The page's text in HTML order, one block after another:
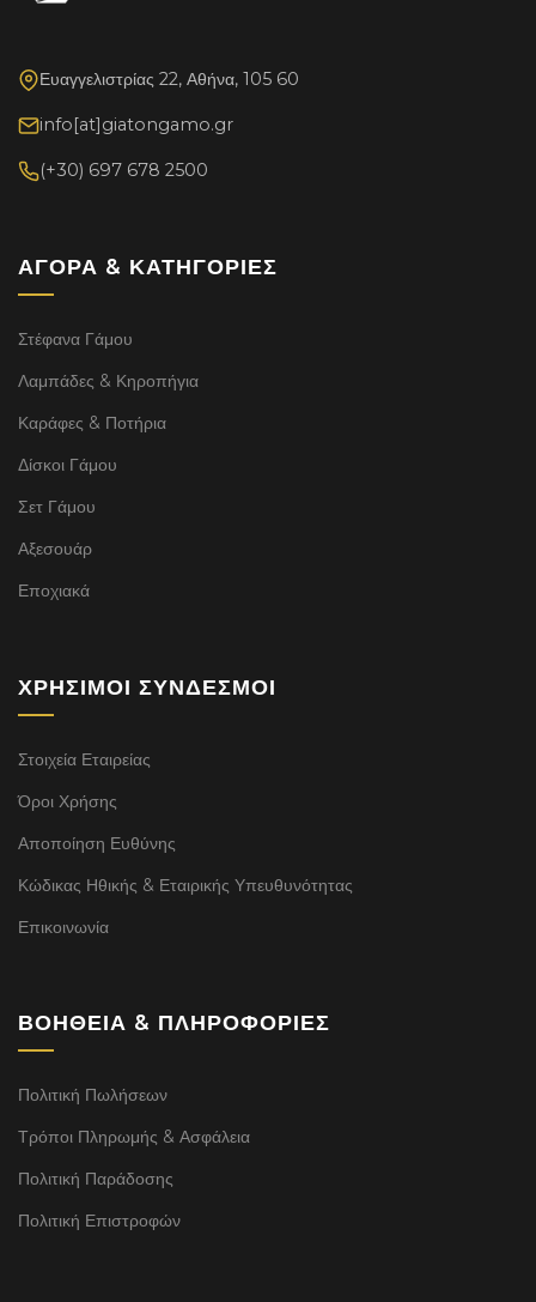
Ευαγγελιστρίας 22, Αθήνα, 105 60
info[at]giatongamo.gr
(+30) 697 678 2500
ΑΓΟΡΆ & ΚΑΤΗΓΟΡΊΕΣ
Στέφανα Γάμου
Λαμπάδες & Κηροπήγια
Καράφες & Ποτήρια
Δίσκοι Γάμου
Σετ Γάμου
Αξεσουάρ
Εποχιακά
ΧΡΉΣΙΜΟΙ ΣΎΝΔΕΣΜΟΙ
Στοιχεία Εταιρείας
Όροι Χρήσης
Αποποίηση Ευθύνης
Κώδικας Ηθικής & Εταιρικής Υπευθυνότητας
Επικοινωνία
ΒΟΉΘΕΙΑ & ΠΛΗΡΟΦΟΡΊΕΣ
Πολιτική Πωλήσεων
Τρόποι Πληρωμής & Ασφάλεια
Πολιτική Παράδοσης
Πολιτική Επιστροφών